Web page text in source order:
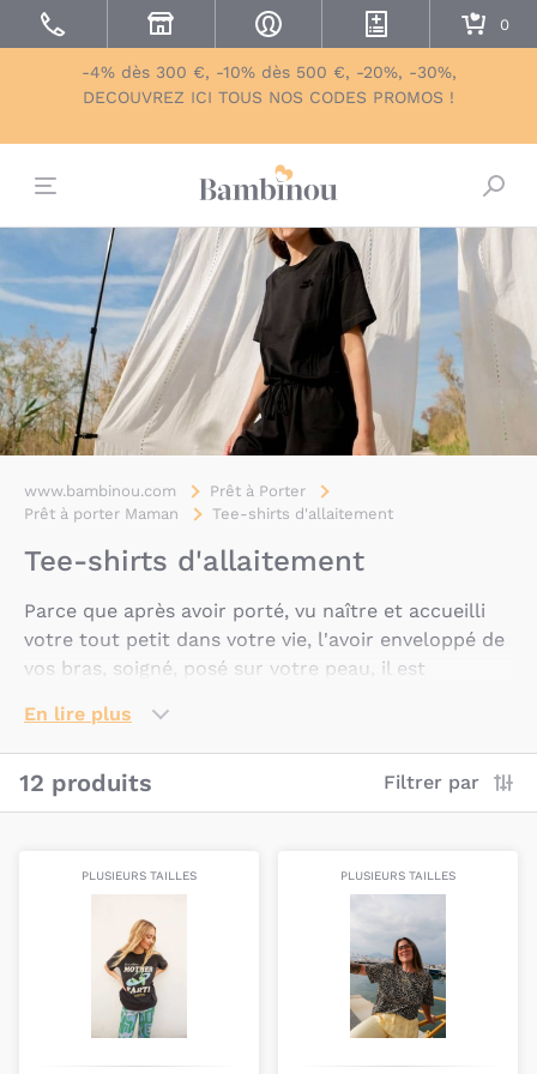
-4% dès 300 €, -10% dès 500 €, -20%, -30%,
DECOUVREZ ICI TOUS NOS CODES PROMOS !
www.bambinou.com
Prêt à Porter
Prêt à porter Maman
Tee-shirts d'allaitement
Tee-shirts d'allaitement
Parce que après avoir porté, vu naître et accueilli
votre tout petit dans votre vie, l'avoir enveloppé de
vos bras, soigné, posé sur votre peau, il est
vous sentir bien avec vous même, nous vous
proposons des vêtements faits juste pour vous.
Ce qu'on leur demande : confort,
Être maman c'est être beaucoup de personnes à la
fois, et faire beaucoup de choses en même temps.
Pour vous permettre de vivre toutes ces vies du
mieux que possible, nous vous proposons des
vêtements adaptés à chacune d'entres elles, que ce
soit pendant la grossesse ou après la naissance de
En lire plus
12 produits Filtrer par
PLUSIEURS TAILLES PLUSIEURS TAILLES